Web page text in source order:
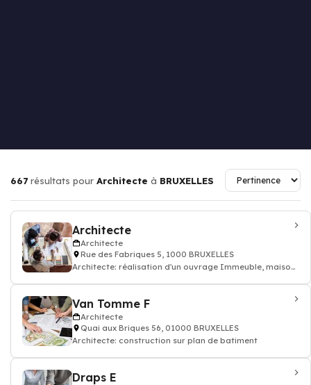
667 résultats pour Architecte à BRUXELLES
Architecte
Architecte
Rue des Fabriques 5, 1000 BRUXELLES
Architecte: réalisation d'un ouvrage Immeuble, maison
Van Tomme F
Architecte
Quai aux Briques 56, 01000 BRUXELLES
Architecte: construction sur plan de batiment
Draps E